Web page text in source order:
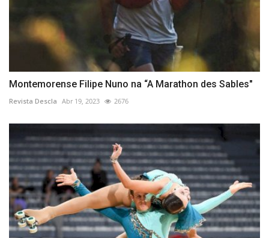
Montemorense Filipe Nuno na “A Marathon des Sables"
Revista Descla Abr 19, 2023 2676